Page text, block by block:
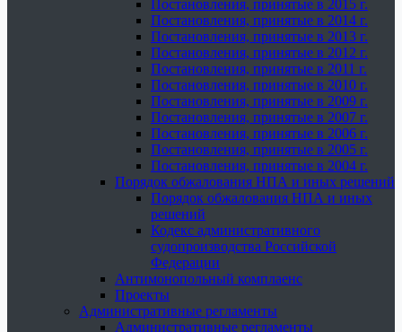
Постановления, принятые в 2015 г.
Постановления, принятые в 2014 г.
Постановления, принятые в 2013 г.
Постановления, принятые в 2012 г.
Постановления, принятые в 2011 г.
Постановления, принятые в 2010 г.
Постановления, принятые в 2009 г.
Постановления, принятые в 2007 г.
Постановления, принятые в 2006 г.
Постановления, принятые в 2005 г.
Постановления, принятые в 2004 г.
Порядок обжалования НПА и иных решений
Порядок обжалования НПА и иных
решений
Кодекс административного
судопроизводства Российской
Федерации
Антимонопольный комплаенс
Проекты
Административные регламенты
Административные регламенты